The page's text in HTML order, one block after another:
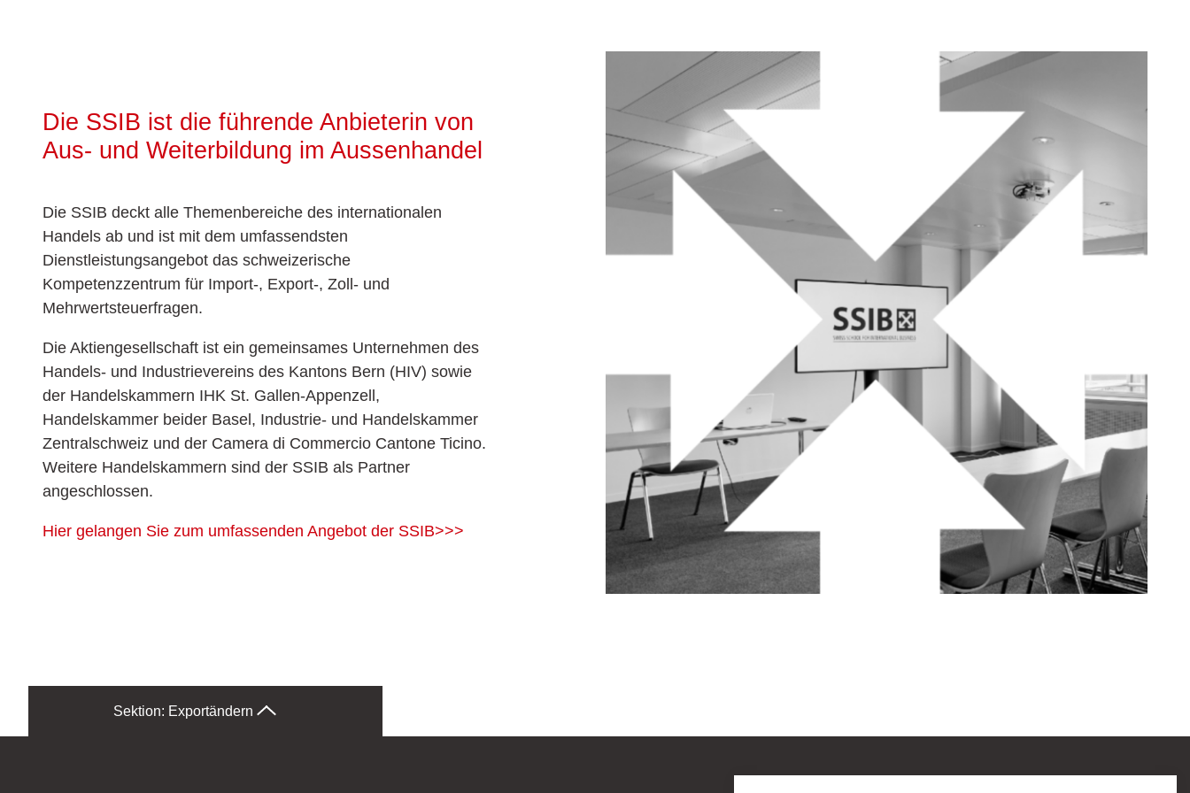
Die SSIB ist die führende Anbieterin von
Aus- und Weiterbildung im Aussenhandel
Die SSIB deckt alle Themenbereiche des internationalen
Handels ab und ist mit dem umfassendsten
Dienstleistungsangebot das schweizerische
Kompetenzzentrum für Import-, Export-, Zoll- und
Mehrwertsteuerfragen.
Die Aktiengesellschaft ist ein gemeinsames Unternehmen des
Handels- und Industrievereins des Kantons Bern (HIV) sowie
der Handelskammern IHK St. Gallen-Appenzell,
Handelskammer beider Basel, Industrie- und Handelskammer
Zentralschweiz und der Camera di Commercio Cantone Ticino.
Weitere Handelskammern sind der SSIB als Partner
angeschlossen.
Hier gelangen Sie zum umfassenden Angebot der SSIB>>>
Sektion: Exportändern